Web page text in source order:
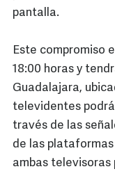
pantalla.
Este compromiso
18:00 horas y
Guadalajara,
televidentes
través de las
de las
ambas televisoras